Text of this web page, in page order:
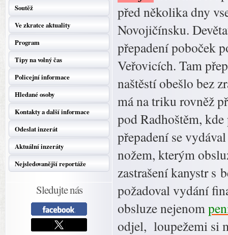
Soutěž
Ve zkratce aktuality
Program
Tipy na volný čas
Policejní informace
Hledané osoby
Kontakty a další informace
Odeslat inzerát
Aktuální inzeráty
Nejsledovanější reportáže
Sledujte nás
před několika dny
Novojičínsku.
přepadení poboček
Veřovicích. Tam
naštěstí obešlo bez
má na triku rovněž
pod Radhoštěm,
přepadení se
nožem, kterým
zastrašení kanystr s
požadoval vydání
obsluze nejenom
odjel, loupežemi si